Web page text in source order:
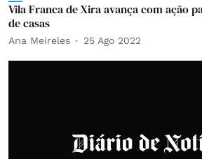
Vila Franca de Xira avança com ação
de casas
Ana Meireles 25 Ago 2022